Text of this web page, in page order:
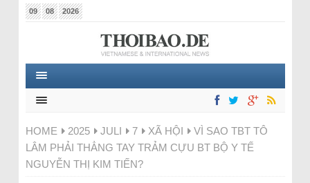
09 08 2026
HOME 2025 JULI 7 XÃ HỘI
VÌ SAO TBT TÔ
LÂM PHẢI THẲNG TAY TRẢM CỰU BT BỘ Y TẾ
NGUYỄN THỊ KIM TIẾN?